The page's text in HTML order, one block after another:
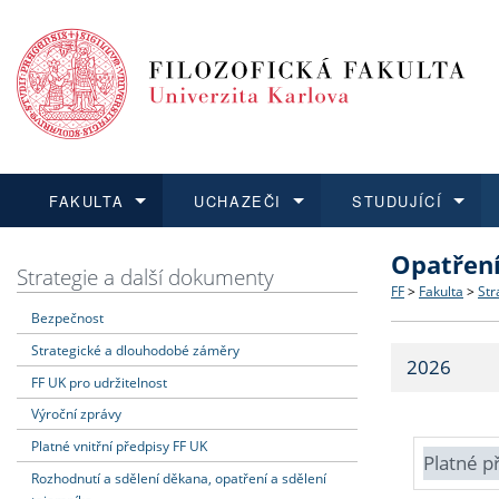
FAKULTA
Dozvědět se více
Struktura
Strategie
Fakultní
UCHAZEČI
Podat přihlášku
Co
Učitelské
STUDUJÍCÍ
Dozvědět se více
Dozvědět se více
O vědě a
Dozvědět se více
Aktuální
Strategie a další dokumenty
Bezpečnost
Strategické a dlouhodobé záměry
FF UK pro udržitelnost
Výroční zprávy
Platné vnitřní předpisy FF UK
Rozhodnutí a sdělení děkana, opatření a sdělení
FF > Fakulta >
2026
Platné